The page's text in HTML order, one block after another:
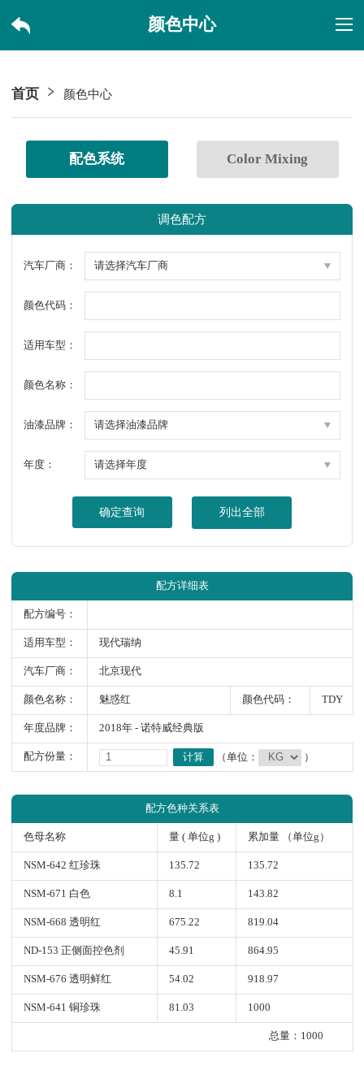
颜色中心
首页 颜色中心
配色系统 Color Mixing
调色配方
汽车厂商：
颜色代码：
适用车型：
颜色名称：
油漆品牌：
年度：
确定查询 列出全部
配方详细表
配方编号：
适用车型： 现代瑞纳
汽车厂商： 北京现代
颜色名称： 魅惑红 颜色代码： TDY
年度品牌： 2018年 - 诺特威经典版
配方份量： 计算 （单位： ）
配方色种关系表
色母名称 量 ( 单位g ) 累加量 （单位g）
NSM-642 红珍珠 135.72 135.72
NSM-671 白色 8.1 143.82
NSM-668 透明红 675.22 819.04
ND-153 正侧面控色剂 45.91 864.95
NSM-676 透明鲜红 54.02 918.97
NSM-641 铜珍珠 81.03 1000
总量：1000